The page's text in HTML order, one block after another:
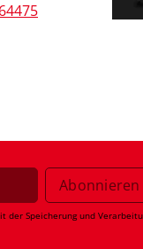
der Speicherung und